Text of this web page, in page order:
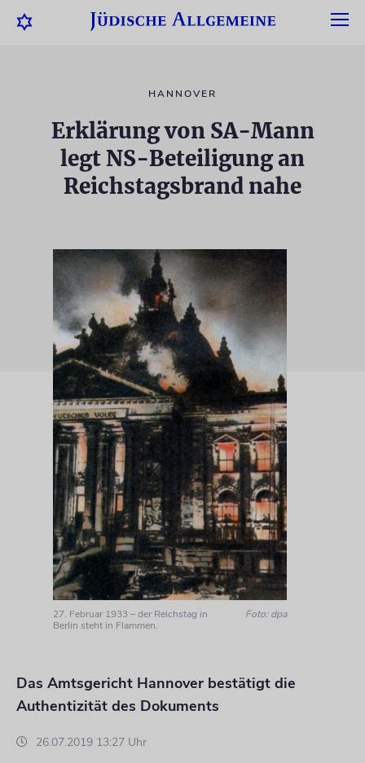
HANNOVER
Erklärung von SA-Mann
legt NS-Beteiligung an
Reichstagsbrand nahe
27. Februar 1933 – der Reichstag in
Berlin steht in Flammen.
Foto: dpa
Das Amtsgericht Hannover bestätigt die
Authentizität des Dokuments
26.07.2019 13:27 Uhr